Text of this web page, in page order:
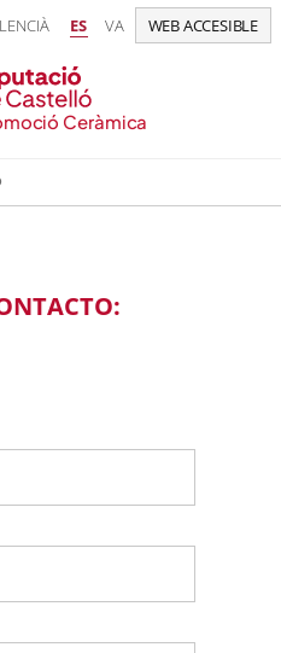
ES VA WEB ACCESIBLE
Ceràmica